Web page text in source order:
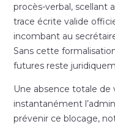
procès-verbal, scellant
trace écrite valide
incombant au
Sans cette
futures reste
Une absence totale de
instantanément
prévenir ce blocage,